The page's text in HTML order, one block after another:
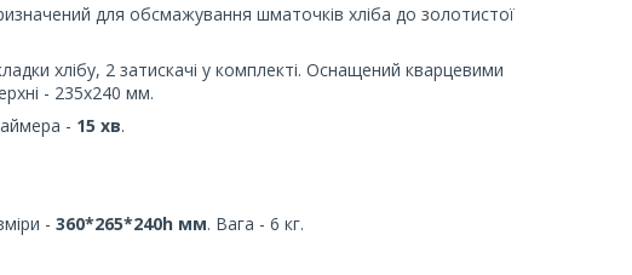
для обсмажування шматочків хліба до золотистої
хлібу, 2 затискачі у комплекті. Оснащений кварцевими
- 235х240 мм.
- 15 хв.
- 360*265*240h мм. Вага - 6 кг.